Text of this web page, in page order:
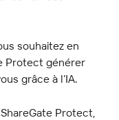
souhaitez en
Protect générer
grâce à l’IA.
Protect,